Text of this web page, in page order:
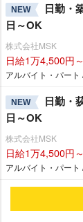
NEW
日勤・
日～OK
株式会社MSK
日給1万4,500円～
アルバイト・パート
NEW
日勤・
日～OK
株式会社MSK
日給1万4,500円～
アルバイト・パート